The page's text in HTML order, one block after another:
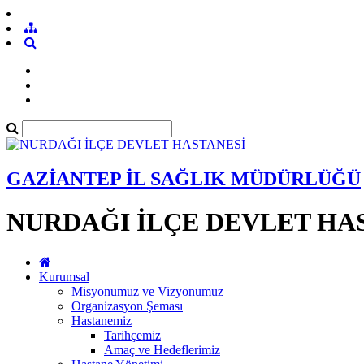
GAZİANTEP İL SAĞLIK MÜDÜRLÜĞÜ
NURDAĞI İLÇE DEVLET
Kurumsal
Misyonumuz ve Vizyonumuz
Organizasyon Şeması
Hastanemiz
Tarihçemiz
Amaç ve Hedeflerimiz